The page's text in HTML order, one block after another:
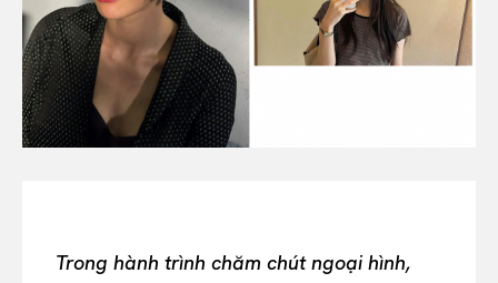
All
INTELLIGENCE
FASHION INDUSTRY
BEAUTY UNIVERSE
PORTRAITS
ENTERTAINMENT
SPORT
Trong hành trình chăm chút ngoại hình,